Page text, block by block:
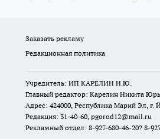
Заказать рекламу
Редакционная политика
Учредитель: ИП КАРЕЛИН Н.Ю.
Главный редактор: Карелин Никита
Адрес: 424000, Республика Марий Эл,
Редакция: 31-40-60, pgorod12@mail.ru
Рекламный отдел: 8-927-680-46-20? 8-